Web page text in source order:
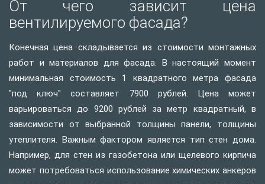
От чего зависит цена
вентилируемого фасада?
Конечная цена складывается из стоимости монтажных
работ и материалов для фасада. В настоящий момент
минимальная стоимость 1 квадратного метра фасада
"под ключ" составляет 7900 рублей. Цена может
варьироваться до 9200 рублей за метр квадратный, в
зависимости от выбранной толщины панели, толщины
утеплителя. Важным фактором является тип стен дома.
Например, для стен из газобетона или щелевого кирпича
может потребоваться использование химических анкеров